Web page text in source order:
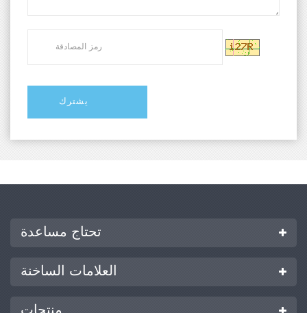
تحتاج مساعدة
العلامات الساخنة